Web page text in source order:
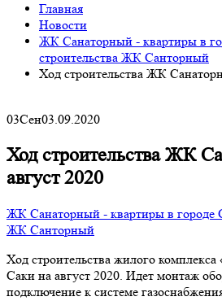
Главная
Новости
ЖК Санаторный - квартиры в
строительства ЖК Санторный
Ход строительства ЖК
03Сен03.09.2020
Ход строительства ЖК
август 2020
ЖК Санаторный - квартиры в городе
ЖК Санторный
Ход строительства жилого
Саки на август 2020. Идет монтаж
подключение к системе